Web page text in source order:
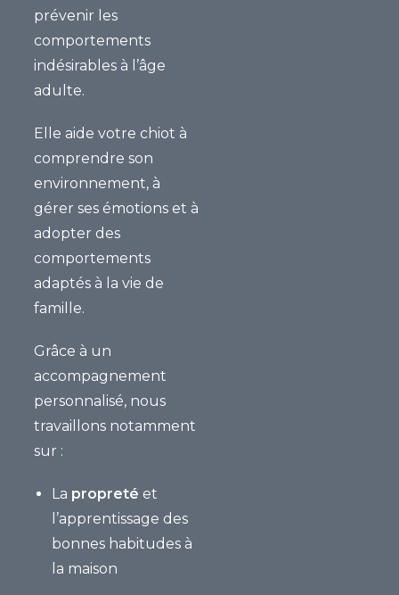
prévenir les
comportements
indésirables à l’âge
adulte.
Elle aide votre chiot à
comprendre son
environnement, à
gérer ses émotions et à
adopter des
comportements
adaptés à la vie de
famille.
Grâce à un
accompagnement
personnalisé, nous
travaillons notamment
sur :
La propreté et
l’apprentissage des
bonnes habitudes à
la maison